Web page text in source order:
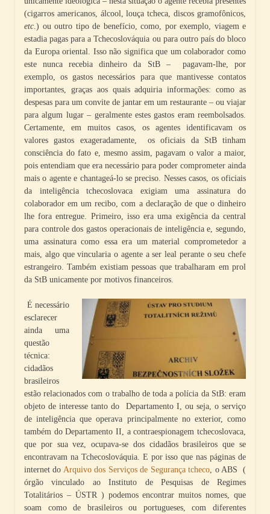
(cigarros americanos, álcool, louça tcheca, discos gramofônicos,
etc.) ou outro tipo de benefício, como, por exemplo, viagem e
estadia pagas para a Tchecoslováquia ou para outro país do bloco
da Europa oriental. Isso não significa que um colaborador como
este nunca recebia dinheiro da StB – pagavam-lhe, por
exemplo, os gastos necessários para que mantivesse contatos
importantes, graças aos quais adquiria informações: como as
despesas para um convite de jantar em um restaurante – ou viajar
para algum lugar – geralmente estes gastos eram reembolsados.
Certamente, em muitos casos, os agentes identificavam os
valores gastos exageradamente, os oficiais da StB tinham
consciência do fato e, mesmo assim, pagavam o valor a maior,
pois entendiam que era necessário para poder comprometer ainda
mais o agente e chantageá-lo se preciso. Nesses casos, os oficiais
da inteligência tchecoslovaca exigiam uma assinatura do
colaborador em um recibo, com a declaração de que o dinheiro
lhe fora entregue. Primeiro, isso era uma exigência da central
para controle dos gastos operacionais de inteligência e, segundo,
uma assinatura como essa era um material comprometedor a
mais, algo que vincularia o agente a ser leal perante o seu chefe
estrangeiro. Também existiam pessoas que trabalharam em prol
da StB unicamente por motivos financeiros.
É necessário
esclarecer
ainda uma
questão
técnica:
cidadãos
brasileiros
estão relacionados com o trabalho de toda a polícia da StB: eram
objeto de interesse tanto do Departamento I, ou seja, o serviço
de inteligência que operava principalmente no exterior, como
também do Departamento II, a contraespionagem tchecoslovaca,
que por sua vez, ocupava-se dos cidadãos brasileiros que se
encontravam na Tchecoslováquia. E por isso que nas páginas de
internet do Arquivo dos Serviços de Segurança tcheco, o ABS (
órgão vinculado ao Instituto de Pesquisas de Regimes
Totalitários – ÚSTR ) podemos encontrar muitos nomes, que
soam como de brasileiros ou portugueses, com diferentes